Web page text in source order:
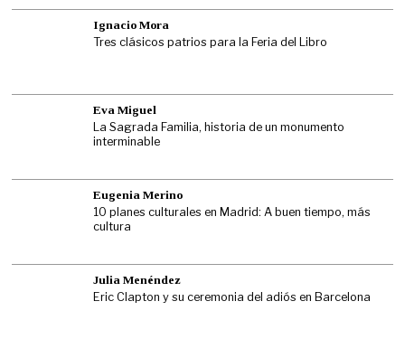
Ignacio Mora
Tres clásicos patrios para la Feria del Libro
Eva Miguel
La Sagrada Familia, historia de un monumento
interminable
Eugenia Merino
10 planes culturales en Madrid: A buen tiempo, más
cultura
Julia Menéndez
Eric Clapton y su ceremonia del adiós en Barcelona